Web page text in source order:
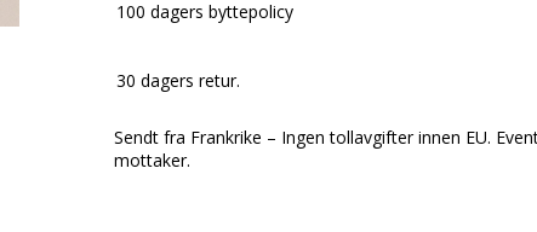
100 dagers byttepolicy
30 dagers retur.
Sendt fra Frankrike – Ingen tollavgifter innen EU.
mottaker.